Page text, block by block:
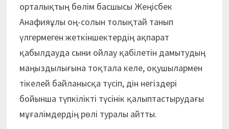
орталықтың бөлім басшысы Жеңісбек
Анафияұлы оң-солын толықтай танып
үлгермеген жеткіншектердің ақпарат
қабылдауда сыни ойлау қабілетін дамытудың
маңыздылығына тоқтала келе, оқушылармен
тікелей байланысқа түсіп, дін негіздері
бойынша түпкілікті түсінік қалыптастырудағы
мұғалімдердің рөлі туралы айтты.